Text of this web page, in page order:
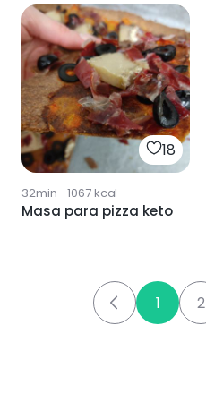
18
32min · 1067kcal
Masa para pizza keto
1 2